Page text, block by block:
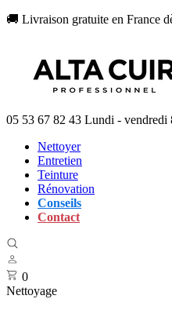
🚚 Livraison gratuite en France
05 53 67 82 43 Lundi - vendredi
Nettoyer
Entretien
Teinture
Rénovation
Conseils
Contact
0
Nettoyage